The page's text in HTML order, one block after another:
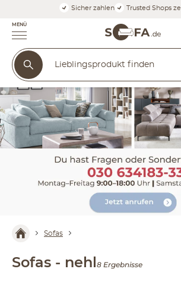
Sicher zahlen Trusted Shops
MENÜ
Sofas
Sofas - nehl 8 Ergebnisse